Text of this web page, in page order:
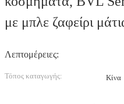
με μπλε ζαφείρι
Λεπτομέρειες:
Τόπος καταγωγής: Κίνα